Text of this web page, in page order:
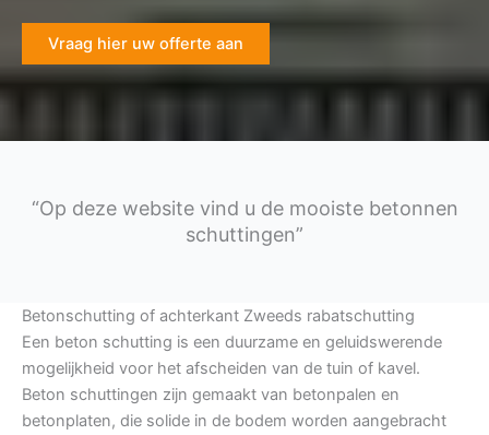
Vraag hier uw offerte aan
“Op deze website vind u de mooiste betonnen
schuttingen”
Betonschutting of achterkant Zweeds rabatschutting
Een beton schutting is een duurzame en geluidswerende
mogelijkheid voor het afscheiden van de tuin of kavel.
Beton schuttingen zijn gemaakt van betonpalen en
betonplaten, die solide in de bodem worden aangebracht